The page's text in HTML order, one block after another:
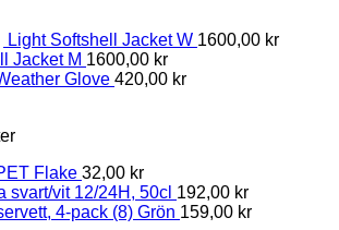
Light Softshell Jacket W 1600,00 kr
Jacket M 1600,00 kr
Glove 420,00 kr
Flake 32,00 kr
svart/vit 12/24H, 50cl 192,00 kr
4-pack (8) Grön 159,00 kr